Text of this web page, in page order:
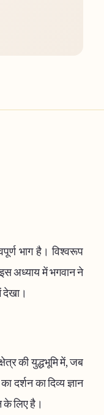
भाग है। विश्वरूप
अध्याय में भगवान ने
देखा।
की युद्धभूमि में, जब
दर्शन का दिव्य ज्ञान
के लिए है।